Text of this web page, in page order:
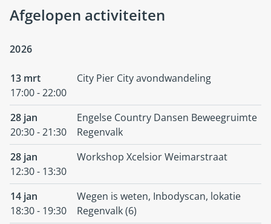
Afgelopen activiteiten
2026
13 mrt
17:00 - 22:00
City Pier City avondwandeling
28 jan
20:30 - 21:30
Engelse Country Dansen Beweegruimte
Regenvalk
28 jan
12:30 - 13:30
Workshop Xcelsior Weimarstraat
14 jan
18:30 - 19:30
Wegen is weten, Inbodyscan, lokatie
Regenvalk (6)